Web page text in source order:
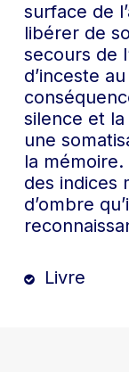
surface de
libérer de
secours de
d’inceste
silence et la
une
la
des indices
d’ombre
Livre